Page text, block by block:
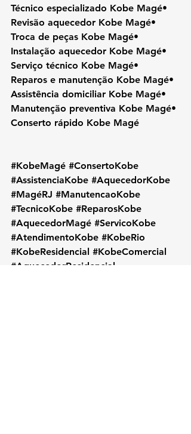
Técnico especializado Kobe Magé•
Revisão aquecedor Kobe Magé•
Troca de peças Kobe Magé•
Instalação aquecedor Kobe Magé•
Serviço técnico Kobe Magé•
Reparos e manutenção Kobe Magé•
Assistência domiciliar Kobe Magé•
Manutenção preventiva Kobe Magé•
Conserto rápido Kobe Magé
#KobeMagé #ConsertoKobe
#AssistenciaKobe #AquecedorKobe
#MagéRJ #ManutencaoKobe
#TecnicoKobe #ReparosKobe
#AquecedorMagé #ServicoKobe
#AtendimentoKobe #KobeRio
#KobeResidencial #KobeComercial
#AquecedorResidencial